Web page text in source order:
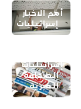
أهم الاخبار
إسرائيليات
إسرائيليات
الصحافة
العبرية